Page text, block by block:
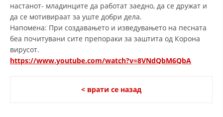
настанот- младинците да работат заедно, да се дружат и
да се мотивираат за уште добри дела.
Напомена: При создавањето и изведувањето на песната
беа почитувани сите препораки за заштита од Корона
вирусот.
https://www.youtube.com/watch?v=8VNdQbM6QbA
< врати се назад